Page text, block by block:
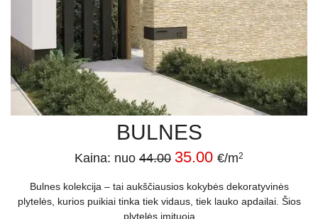
BULNES
Kaina: nuo 44.00 35.00 €/m2
Bulnes kolekcija – tai aukščiausios kokybės dekoratyvinės
plytelės, kurios puikiai tinka tiek vidaus, tiek lauko apdailai. Šios
plytelės imituoja